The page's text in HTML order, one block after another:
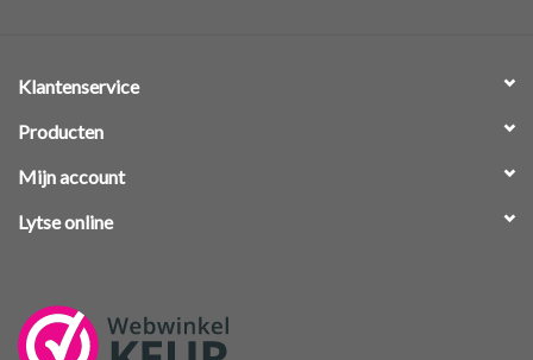
Klantenservice
Producten
Mijn account
Lytse online